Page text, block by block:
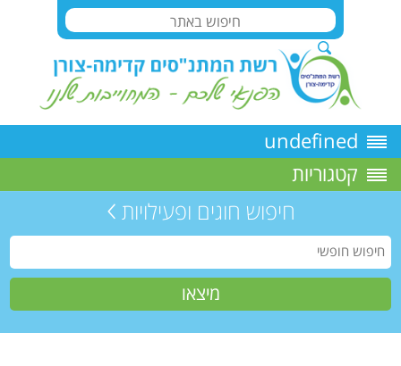
undefined
קטגוריות
חיפוש חוגים ופעילויות